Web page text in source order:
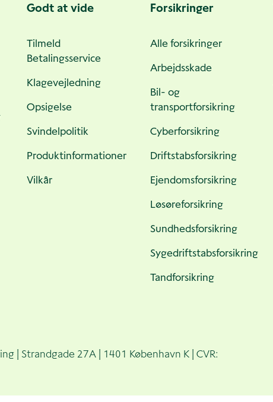
Godt at vide
Tilmeld
Betalingsservice
Klagevejledning
Opsigelse
Svindelpolitik
Produktinformationer
Vilkår
Forsikringer
Alle forsikringer
Arbejdsskade
Bil- og
transportforsikring
Cyberforsikring
Driftstabsforsikring
Ejendomsforsikring
Løsøreforsikring
Sundhedsforsikring
Sygedriftstabsforsikring
Tandforsikring
| Strandgade 27A | 1401 København K | CVR: